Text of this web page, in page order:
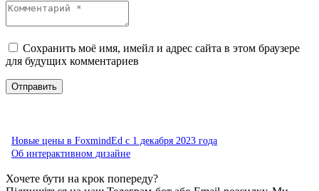
Сохранить моё имя, имейл и адрес сайта в этом браузере
для будущих комментариев
Новые цены в FoxmindEd с 1 декабря 2023 года
Об интерактивном дизайне
Хочете бути на крок попереду?